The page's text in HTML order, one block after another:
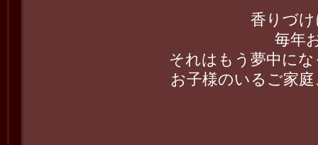
香りづ
毎年
それはもう夢中に
お子様のいるご家